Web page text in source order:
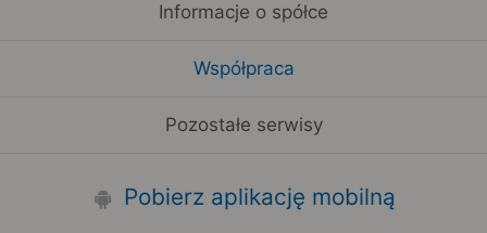
Informacje o spółce
Współpraca
Pozostałe serwisy
Pobierz aplikację mobilną